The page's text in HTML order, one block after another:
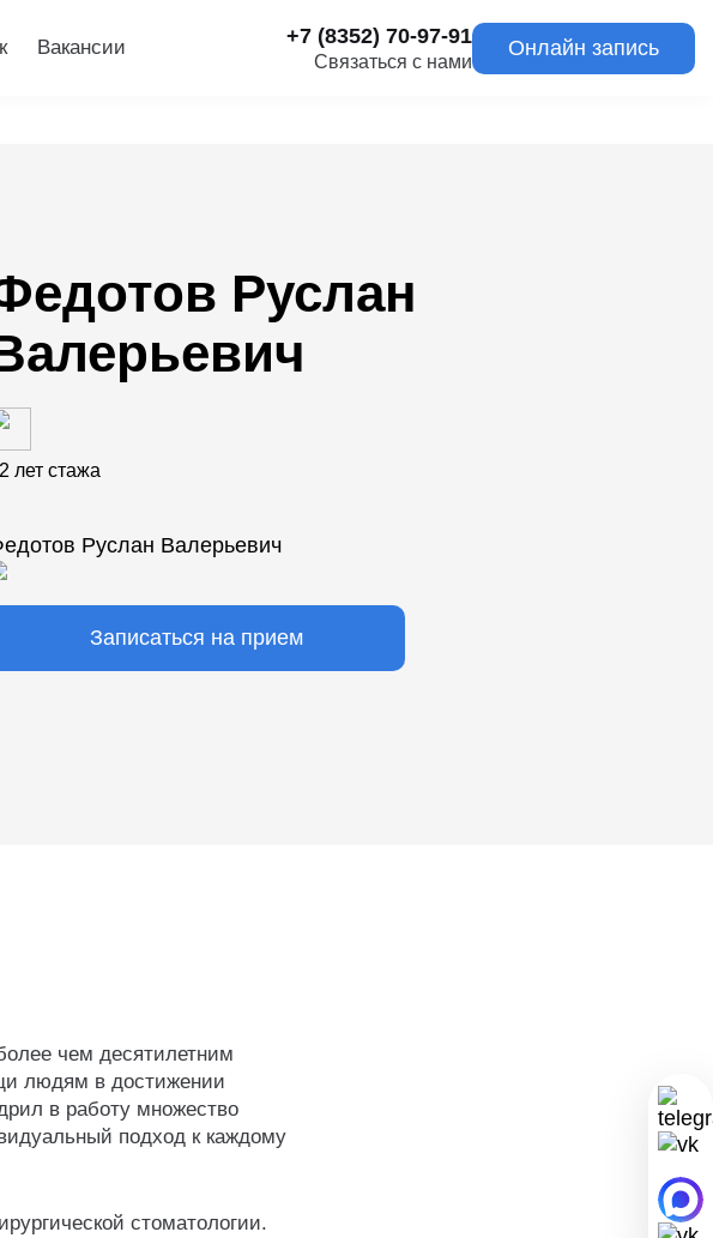
Вакансии +7 (8352) 70-97-91
Связаться с нами
Онлайн запись
Руслан
лет стажа
Руслан Валерьевич
Записаться на прием
чем десятилетним
людям в достижении
в работу множество
подход к каждому
стоматологии.